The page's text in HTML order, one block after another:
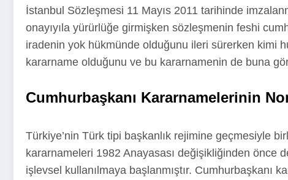
İstanbul Sözleşmesi 11 Mayıs 2011 tarihinde
onayıyıla yürürlüğe girmişken sözleşmenin feshi
iradenin yok hükmünde olduğunu ileri sürerken kimi
kararname olduğunu ve bu kararnamenin de buna
Cumhurbaşkanı Kararnamelerinin
Türkiye’nin Türk tipi başkanlık rejimine geçmesiyle
kararnameleri 1982 Anayasası değişikliğinden önce
işlevsel kullanılmaya başlanmıştır. Cumhurbaşkanı